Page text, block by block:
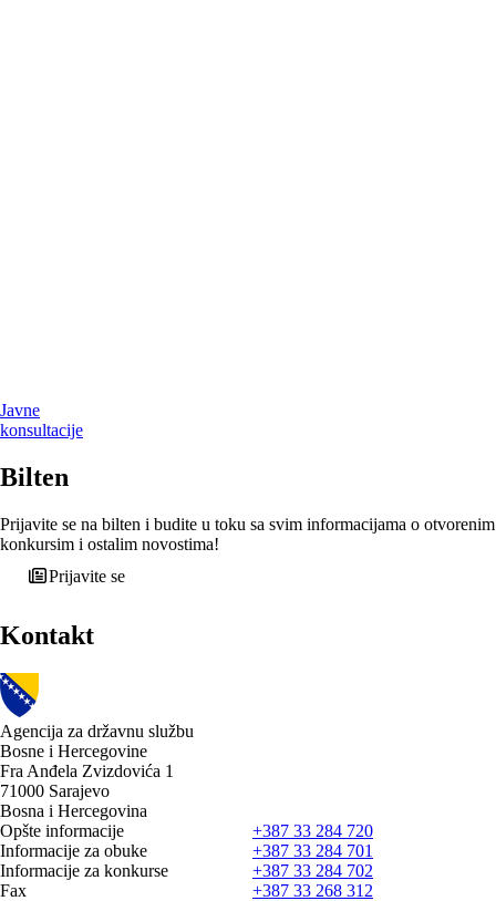
Javne
konsultacije
Bilten
Prijavite se na bilten i budite u toku sa svim informacijama o otvorenim
konkursim i ostalim novostima!
Prijavite se
Kontakt
Agencija za državnu službu
Bosne i Hercegovine
Fra Anđela Zvizdovića 1
71000 Sarajevo
Bosna i Hercegovina
Opšte informacije
+387 33 284 720
Informacije za obuke
+387 33 284 701
Informacije za konkurse
+387 33 284 702
Fax
+387 33 268 312